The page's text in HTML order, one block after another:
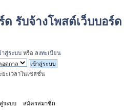
ด รับจ้างโพสต์เว็บบอร์
าสู่ระบบ หรือ ลงทะเบียน
ะเวลาในเซสชั่น
ระบบ สมัครสมาชิก